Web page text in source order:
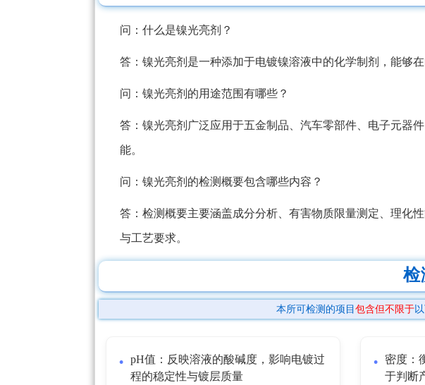
问：什么是镍光亮剂？
答：镍光亮剂是一种添加于电镀镍溶液中的化学制剂，能够
问：镍光亮剂的用途范围有哪些？
答：镍光亮剂广泛应用于五金制品、汽车零部件、电子元器
能。
问：镍光亮剂的检测概要包含哪些内容？
答：检测概要主要涵盖成分分析、有害物质限量测定、理化
与工艺要求。
检
本所可检测的项目 包含但不限于
pH值：反映溶液的酸碱度，影响电镀过
程的稳定性与镀层质量
密度：
于判断